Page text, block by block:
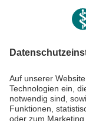
Informiert